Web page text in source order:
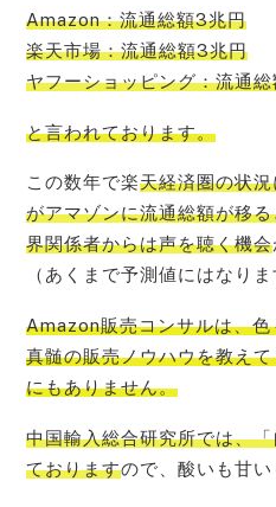
Amazon：流通総額3兆円
楽天市場：流通総額3兆円
ヤフーショッピング：流通総
と言われております。
この数年で楽天経済圏の状
がアマゾンに流通総額が移
界関係者からは声を聴く機会
（あくまで予測値にはなりま
Amazon販売コンサルは、
真髄の販売ノウハウを教え
にもありません。
中国輸入総合研究所では、
ておりますので、酸いも甘い